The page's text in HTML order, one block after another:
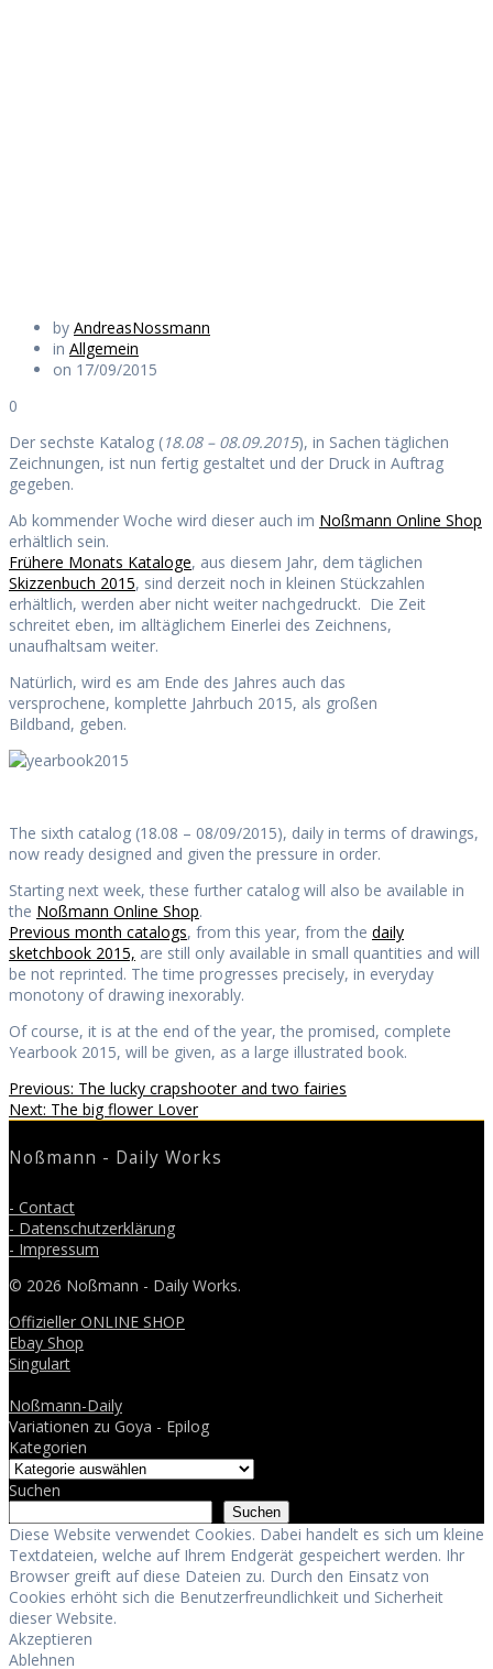
by AndreasNossmann
in Allgemein
on 17/09/2015
0
Der sechste Katalog (18.08 – 08.09.2015), in Sachen täglichen
Zeichnungen, ist nun fertig gestaltet und der Druck in Auftrag
gegeben.
Ab kommender Woche wird dieser auch im Noßmann Online Shop
erhältlich sein.
Frühere Monats Kataloge, aus diesem Jahr, dem täglichen
Skizzenbuch 2015, sind derzeit noch in kleinen Stückzahlen
erhältlich, werden aber nicht weiter nachgedruckt. Die Zeit
schreitet eben, im alltäglichem Einerlei des Zeichnens,
unaufhaltsam weiter.
Natürlich, wird es am Ende des Jahres auch das
versprochene, komplette Jahrbuch 2015, als großen
Bildband, geben.
The sixth catalog (18.08 – 08/09/2015), daily in terms of drawings,
now ready designed and given the pressure in order.
Starting next week, these further catalog will also be available in
the Noßmann Online Shop.
Previous month catalogs, from this year, from the daily
sketchbook 2015, are still only available in small quantities and will
be not reprinted. The time progresses precisely, in everyday
monotony of drawing inexorably.
Of course, it is at the end of the year, the promised, complete
Yearbook 2015, will be given, as a large illustrated book.
Beitragsnavigation
Previous: Previous
post:
The lucky crapshooter and two fairies
Next: Next
The big flower Lover
Noßmann - Daily Works
- Contact
- Datenschutzerklärung
- Impressum
© 2026 Noßmann - Daily Works.
Offizieller ONLINE SHOP
Ebay Shop
Singulart
Noßmann-Daily
Variationen zu Goya - Epilog
Kategorien
Suchen
Suchen
Diese Website verwendet Cookies. Dabei handelt es sich um kleine
Textdateien, welche auf Ihrem Endgerät gespeichert werden. Ihr
Browser greift auf diese Dateien zu. Durch den Einsatz von
Cookies erhöht sich die Benutzerfreundlichkeit und Sicherheit
dieser Website.
Akzeptieren
Ablehnen